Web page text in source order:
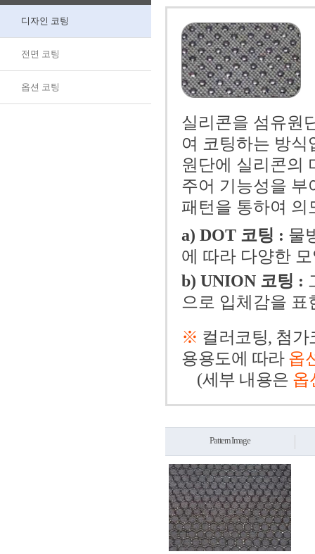
디자인 코팅
전면 코팅
옵션 코팅
실리콘을 섬유원
여 코팅하는 방식
원단에 실리콘의
주어 기능성을 부
패턴을 통하여 의
a) DOT 코팅 : 물
에 따라 다양한
b) UNION 코팅 :
으로 입체감을 표
※ 컬러코팅, 첨
용용도에 따라 옵
(세부 내용은 옵
Pattern Image